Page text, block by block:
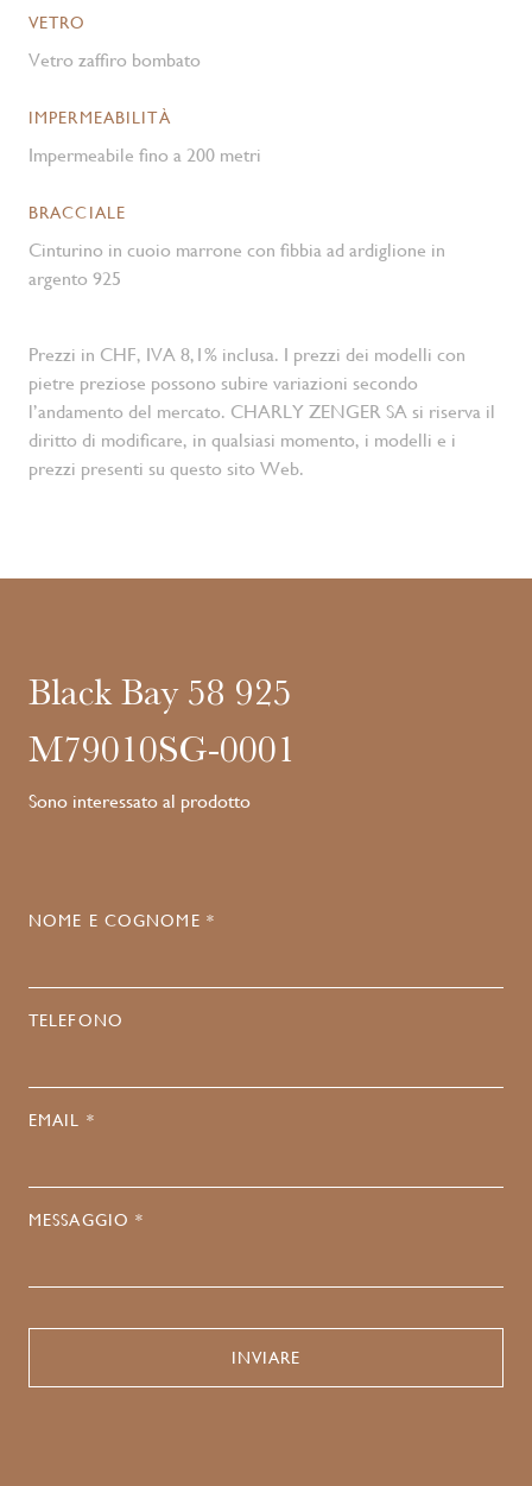
VETRO
Vetro zaffiro bombato
IMPERMEABILITÀ
Impermeabile fino a 200 metri
BRACCIALE
Cinturino in cuoio marrone con fibbia ad ardiglione in
argento 925
Prezzi in CHF, IVA 8,1% inclusa. I prezzi dei modelli con
pietre preziose possono subire variazioni secondo
l’andamento del mercato. CHARLY ZENGER SA si riserva il
diritto di modificare, in qualsiasi momento, i modelli e i
prezzi presenti su questo sito Web.
Black Bay 58 925
M79010SG-0001
Sono interessato al prodotto
NOME E COGNOME *
TELEFONO
EMAIL *
MESSAGGIO *